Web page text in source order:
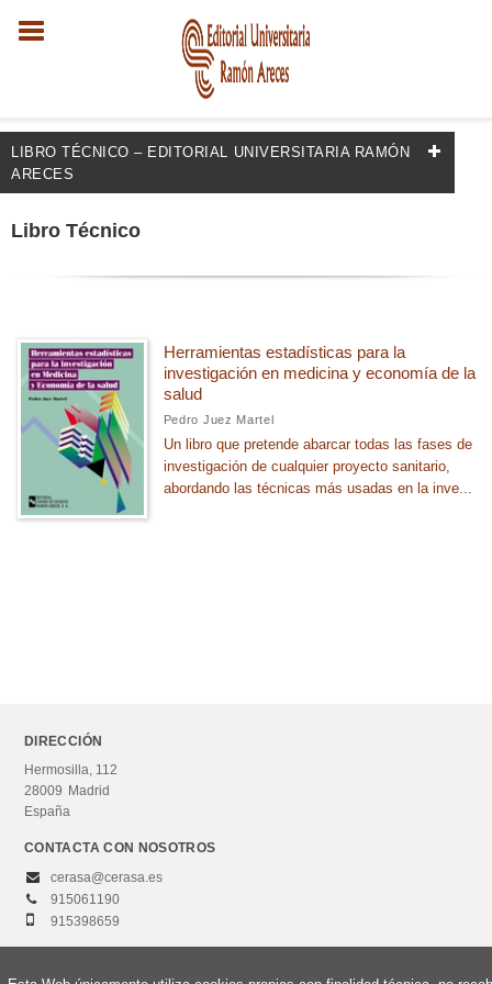
LIBRO TÉCNICO – EDITORIAL UNIVERSITARIA RAMÓN
ARECES
FILTRADO POR:
MATERIAS
Economía internacional
+ Econometría
Macroeconomía
Economía medioambiental
Ver todas... (12)
CATEGORÍAS
Grados universitarios
Libro Técnico
Herramientas estadísticas para la
investigación en medicina y economía de la
salud
Pedro Juez Martel
Un libro que pretende abarcar todas las fases de
investigación de cualquier proyecto sanitario,
abordando las técnicas más usadas en la inve...
DIRECCIÓN
Hermosilla, 112
28009 Madrid
España
CONTACTA CON NOSOTROS
cerasa@cerasa.es
915061190
915398659